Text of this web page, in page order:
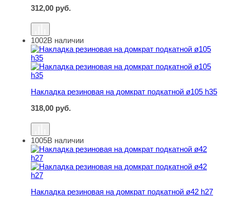
312,00 руб.
Накладка резиновая на домкрат подкатной ø105 h35
1002В наличии
Накладка резиновая на домкрат подкатной ø105 h35
318,00 руб.
Накладка резиновая на домкрат подкатной ø42 h27
1005В наличии
Накладка резиновая на домкрат подкатной ø42 h27